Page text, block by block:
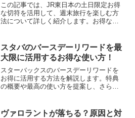
この記事では、JR東日本の土日限定お得
な切符を活用して、週末旅行を楽しむ方
法について詳しく紹介します。お得な切
画中の方に役立つ情報が満載です。
スタバのバースデーリワードを最
大限に活用するお得な使い方！
スターバックスのバースデーリワードを
お得に活用する方法を解説します。特典
の概要や最高の使い方を提案し、さらに
な日にするための完全ガイドです。
ヴァロラントが落ちる？原因と対